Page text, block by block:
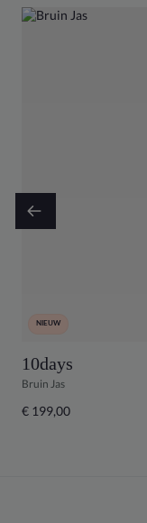
NIEUW
10days
Bruin Jas
€ 199,00